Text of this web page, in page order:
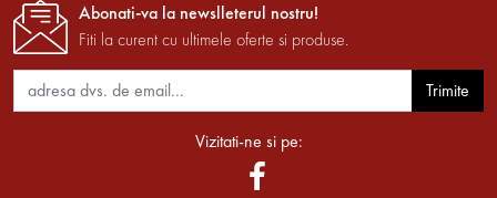
Abonati-va la newslleterul nostru!
Fiti la curent cu ultimele oferte si produse.
Trimite
Vizitati-ne si pe: